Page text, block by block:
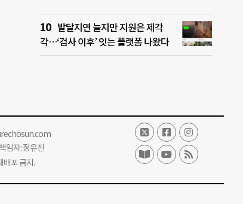
발달지연 늘지만 지원은 제각
각…‘검사 이후’ 잇는 플랫폼 나왔다
임자: 정유진
포 금지.